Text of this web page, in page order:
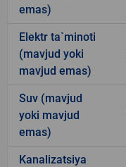
emas)
Elektr ta`minoti
(mavjud yoki
mavjud emas)
Suv (mavjud
yoki mavjud
emas)
Kanalizatsiya